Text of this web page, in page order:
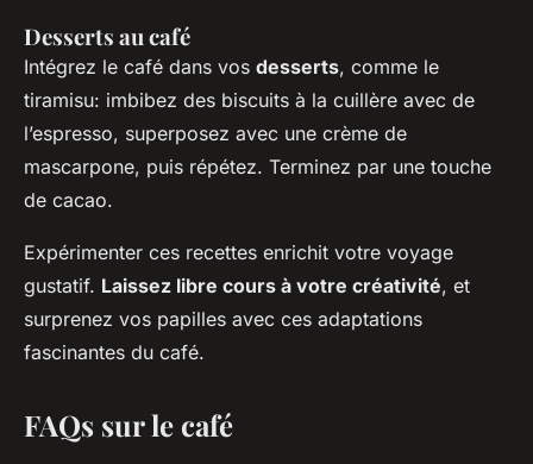
Desserts au café
Intégrez le café dans vos desserts, comme le
tiramisu: imbibez des biscuits à la cuillère avec de
l’espresso, superposez avec une crème de
mascarpone, puis répétez. Terminez par une touche
de cacao.
Expérimenter ces recettes enrichit votre voyage
gustatif. Laissez libre cours à votre créativité, et
surprenez vos papilles avec ces adaptations
fascinantes du café.
FAQs sur le café